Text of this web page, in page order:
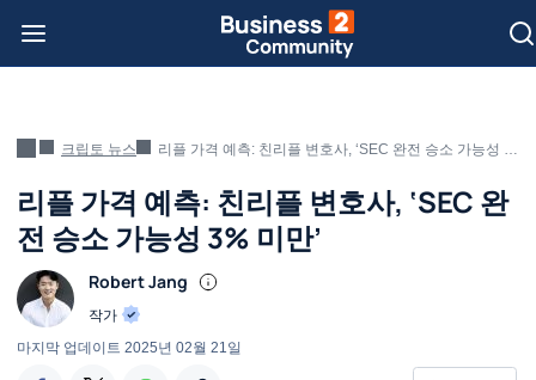
크립토 뉴스 리플 가격 예측: 친리플 변호사, ‘SEC 완전 승소 가능성 3% 미만’
리플 가격 예측: 친리플 변호사, ‘SEC 완
전 승소 가능성 3% 미만’
Robert Jang
작가
마지막 업데이트 2025년 02월 21일